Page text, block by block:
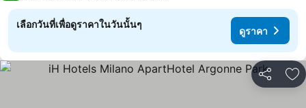
เลือกวันที่เพื่อดูราคาในวันนั้นๆ
ดูราคา
แชร์ เ